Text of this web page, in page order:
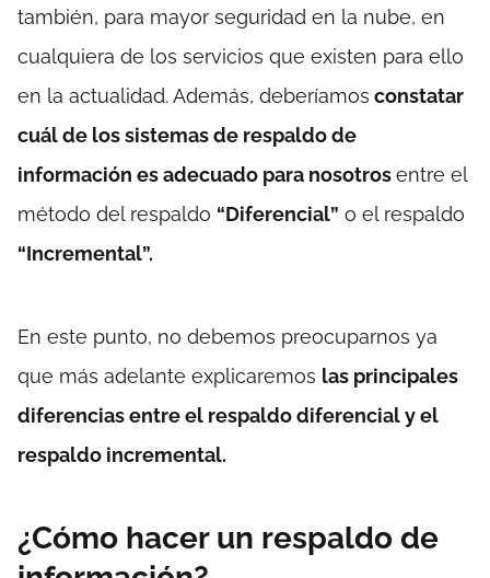
también, para mayor seguridad en la nube, en
cualquiera de los servicios que existen para ello
en la actualidad. Además, deberíamos constatar
cuál de los sistemas de respaldo de
información es adecuado para nosotrosentre el
método del respaldo “Diferencial” o el respaldo
“Incremental”.
En este punto, no debemos preocuparnos ya
que más adelante explicaremos las principales
diferencias entre el respaldo diferencial y el
respaldo incremental.
¿Cómo hacer un respaldo de